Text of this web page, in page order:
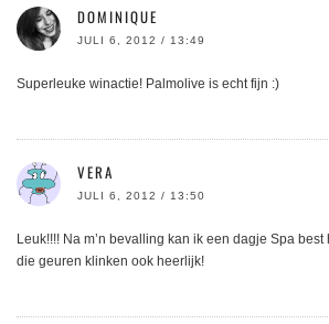
DOMINIQUE
JULI 6, 2012 / 13:49
Superleuke winactie! Palmolive is echt fijn :)
VERA
JULI 6, 2012 / 13:50
Leuk!!!! Na m’n bevalling kan ik een dagje Spa
die geuren klinken ook heerlijk!